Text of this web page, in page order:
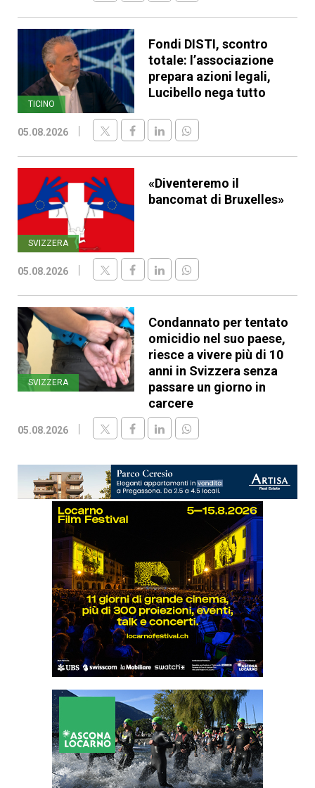
TICINO
Fondi DISTI, scontro
totale: l’associazione
prepara azioni legali,
Lucibello nega tutto
05.08.2026
SVIZZERA
«Diventeremo il
bancomat di Bruxelles»
05.08.2026
SVIZZERA
Condannato per tentato
omicidio nel suo paese,
riesce a vivere più di 10
anni in Svizzera senza
passare un giorno in
carcere
05.08.2026